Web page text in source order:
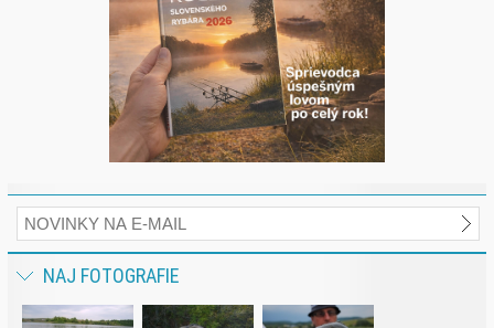
NAJ FOTOGRAFIE